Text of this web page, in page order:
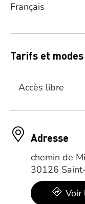
Français
Tarifs et
Accès libre
Adresse
chemin de
30126
Voir